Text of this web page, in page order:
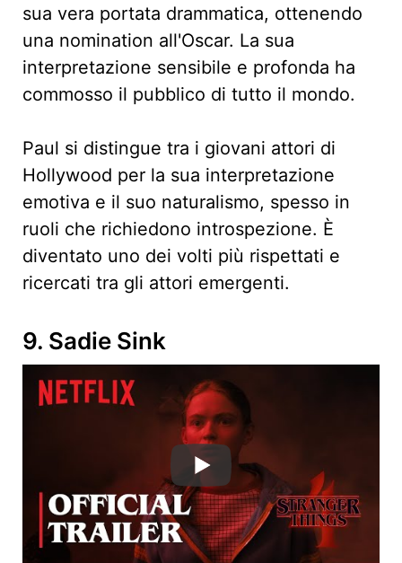
sua vera portata drammatica, ottenendo
una nomination all'Oscar. La sua
interpretazione sensibile e profonda ha
commosso il pubblico di tutto il mondo.
Paul si distingue tra i giovani attori di
Hollywood per la sua interpretazione
emotiva e il suo naturalismo, spesso in
ruoli che richiedono introspezione. È
diventato uno dei volti più rispettati e
ricercati tra gli attori emergenti.
9. Sadie Sink